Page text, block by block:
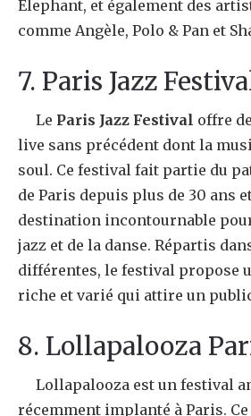
Elephant, et également des
comme Angèle, Polo & Pan et
7. Paris Jazz
Le Paris Jazz Festival offre
live sans précédent dont la
soul. Ce festival fait partie du
de Paris depuis plus de 30 ans
destination incontournable
jazz et de la danse. Répartis
différentes, le festival propose
riche et varié qui attire un
8. Lollapalooza
Lollapalooza est un festival
récemment implanté à Paris.